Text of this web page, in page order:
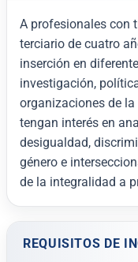
A profesionales con
terciario de cuatro
inserción en
investigación,
organizaciones de
tengan interés en
desigualdad,
género e
de la integralidad a
REQUISITOS DE